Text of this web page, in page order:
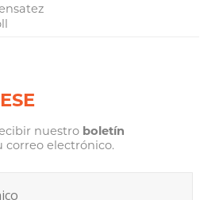
nuestro boletín
correo electrónico.